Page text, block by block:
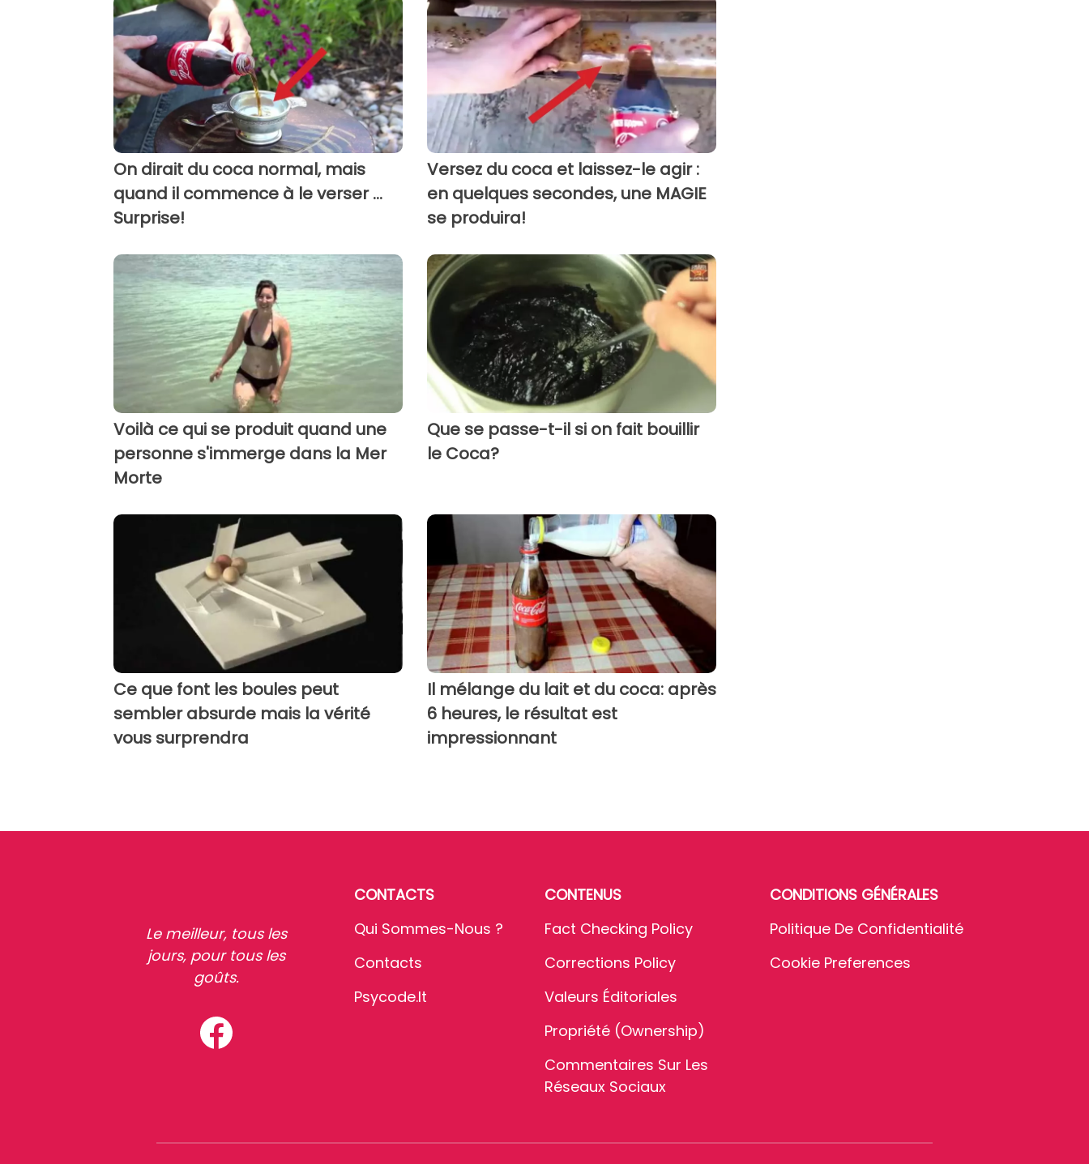
On dirait du coca normal, mais
quand il commence à le verser ...
Surprise!
Versez du coca et laissez-le agir :
en quelques secondes, une MAGIE
se produira!
Voilà ce qui se produit quand une
personne s'immerge dans la Mer
Morte
Que se passe-t-il si on fait bouillir
le Coca?
Ce que font les boules peut
sembler absurde mais la vérité
vous surprendra
Il mélange du lait et du coca: après
6 heures, le résultat est
impressionnant
Le meilleur, tous les
jours, pour tous les
goûts.
CONTACTS
Qui Sommes-Nous ?
Contacts
Psycode.it
CONTENUS
Fact Checking Policy
Corrections Policy
Valeurs Éditoriales
Propriété (Ownership)
Commentaires Sur Les
Réseaux Sociaux
CONDITIONS GÉNÉRALES
Politique De Confidentialité
Cookie Preferences